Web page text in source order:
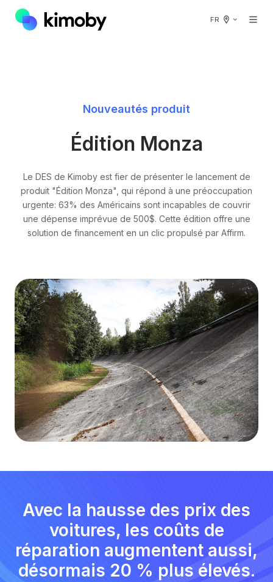
FR
Nouveautés produit
Édition Monza
Le DES de Kimoby est fier de présenter le lancement de
produit "Édition Monza", qui répond à une préoccupation
urgente: 63% des Américains sont incapables de couvrir
une dépense imprévue de 500$. Cette édition offre une
solution de financement en un clic propulsé par Affirm.
Avec la hausse des prix des
voitures, les coûts de
réparation augmentent aussi,
désormais 20 % plus élevés.